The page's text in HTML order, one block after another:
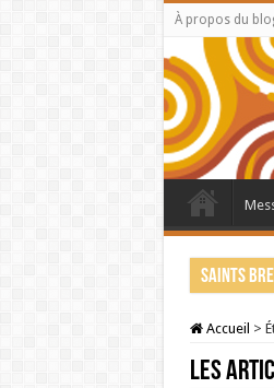
À propos du
Saints
Accueil >
Les